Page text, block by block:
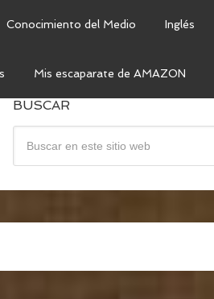
Conocimiento del Medio Inglés
Mis escaparate de AMAZON
BUSCAR